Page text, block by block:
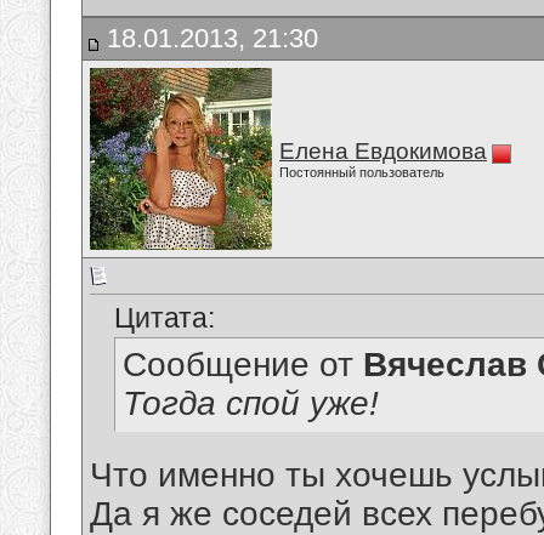
18.01.2013, 21:30
Елена Евдокимова
Постоянный пользователь
Цитата:
Сообщение от Вячеслав
Тогда спой уже!
Что именно ты хочешь
Да я же соседей всех